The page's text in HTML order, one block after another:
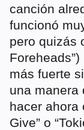
canción
funcionó
pero quizás
más fuerte
una manera
hacer ahora
Give” o